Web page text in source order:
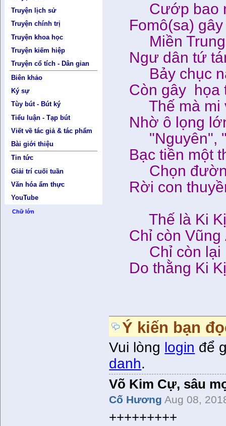
Truyện lịch sử
Truyện chính trị
Truyện khoa học
Truyện kiếm hiệp
Truyện cổ tích - Dân gian
Biên khảo
Ký sự
Tùy bút - Bút ký
Tiểu luận - Tạp bút
Viết về tác giả & tác phẩm
Bài giới thiệu
Tin tức
Giải trí cuối tuần
Văn hóa ẩm thực
YouTube
Chữ lớn
Cướp bao
Fomô(sa)
Miền Trung
Ngư dân tứ
Bảy chục
Còn gây họa
Thế mà mi
Nhờ ô lọng
"Nguyên",
Bạc tiền một
Chọn
Rời con
Thế là Ki
Chỉ còn
Chỉ còn lại
Do thằng Ki
Ý kiến bạn
Vui lòng login để
danh.
Võ Kim Cự, sâu
Cố Hương Aug 08,
+++++++++